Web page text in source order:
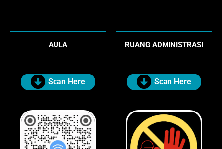
AULA
Scan Here
RUANG ADMINISTRASI
Scan Here